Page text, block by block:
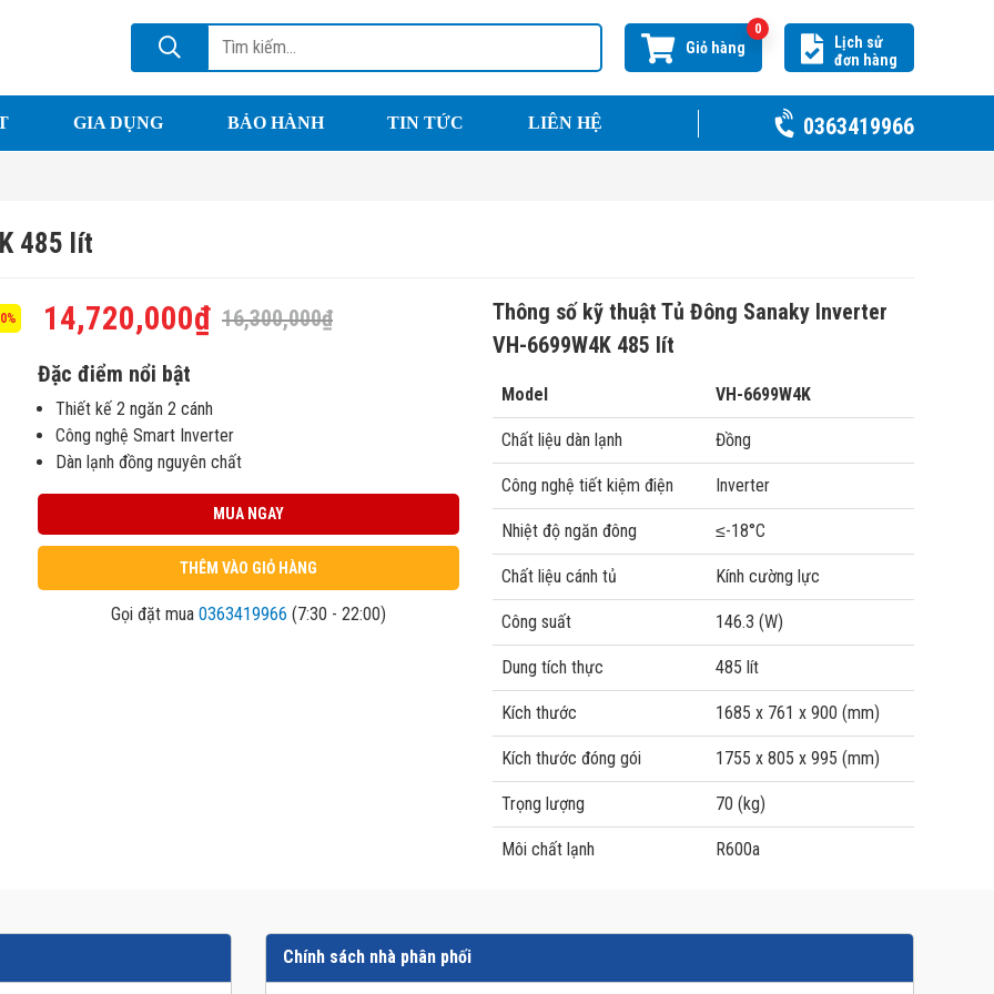
Giỏ hàng
0
Lịch sử
đơn hàng
GIA DỤNG BẢO HÀNH TIN TỨC LIÊN HỆ 0363419966
485 lít
16,300,000₫
14,720,000₫
Đặc điểm nổi bật
Thiết kế 2 ngăn 2 cánh
Công nghệ Smart Inverter
Dàn lạnh đồng nguyên chất
MUA NGAY
THÊM VÀO GIỎ HÀNG
Gọi đặt mua 0363419966 (7:30 - 22:00)
Thông số kỹ thuật Tủ Đông Sanaky Inverter
VH-6699W4K 485 lít
Model VH-6699W4K
Chất liệu dàn lạnh Đồng
Công nghệ tiết kiệm điện Inverter
Nhiệt độ ngăn đông ≤-18°C
Chất liệu cánh tủ Kính cường lực
Công suất 146.3 (W)
Dung tích thực 485 lít
Kích thước 1685 x 761 x 900 (mm)
Kích thước đóng gói 1755 x 805 x 995 (mm)
Trọng lượng 70 (kg)
Môi chất lạnh R600a
Chính sách nhà phân phối